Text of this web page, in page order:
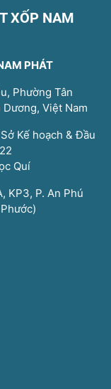
XỐP NAM
PHÁT
Phường Tân
Việt Nam
Kế hoạch & Đầu
Quí
KP3, P. An Phú